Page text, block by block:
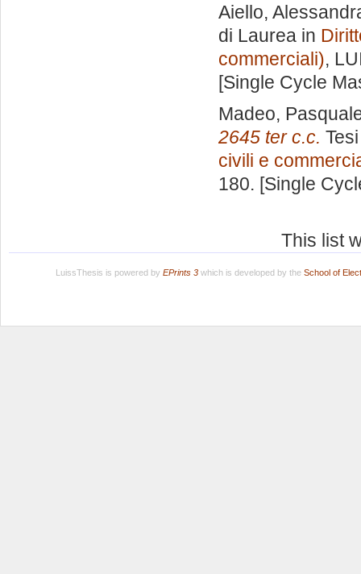
Aiello,
di Laurea in
commerciali),
[Single Cycle
Madeo,
2645 ter c.c.
civili e
180. [Single
This list
LuissThesis is powered by EPrints 3which is developed by the School of